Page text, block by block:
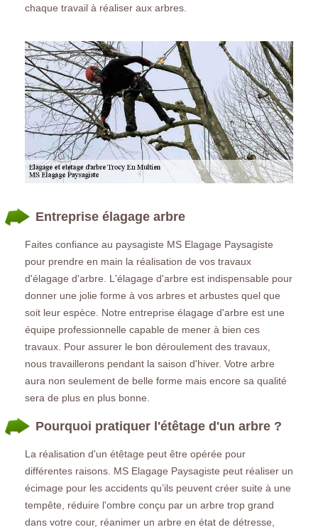
chaque travail à réaliser aux arbres.
Entreprise élagage arbre
Faites confiance au paysagiste MS Elagage Paysagiste
pour prendre en main la réalisation de vos travaux
d'élagage d'arbre. L'élagage d'arbre est indispensable pour
donner une jolie forme à vos arbres et arbustes quel que
soit leur espèce. Notre entreprise élagage d'arbre est une
équipe professionnelle capable de mener à bien ces
travaux. Pour assurer le bon déroulement des travaux,
nous travaillerons pendant la saison d'hiver. Votre arbre
aura non seulement de belle forme mais encore sa qualité
sera de plus en plus bonne.
Pourquoi pratiquer l'étêtage d'un arbre ?
La réalisation d'un étêtage peut être opérée pour
différentes raisons. MS Elagage Paysagiste peut réaliser un
écimage pour les accidents qu’ils peuvent créer suite à une
tempête, réduire l'ombre conçu par un arbre trop grand
dans votre cour, réanimer un arbre en état de détresse,